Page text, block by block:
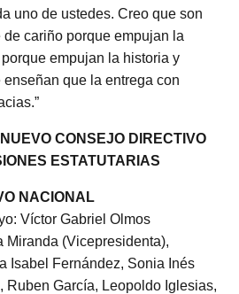
uno de ustedes. Creo que son
cariño porque empujan la
empujan la historia y
que la entrega con
CONSEJO DIRECTIVO
ESTATUTARIAS
NACIONAL
Víctor Gabriel Olmos
Miranda (Vicepresidenta),
Isabel Fernández, Sonia Inés
Ruben García, Leopoldo Iglesias,